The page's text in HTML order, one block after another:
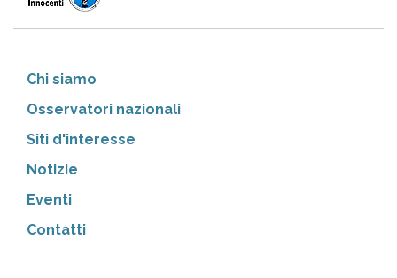
Chi siamo
Osservatori nazionali
Siti d'interesse
Notizie
Eventi
Contatti